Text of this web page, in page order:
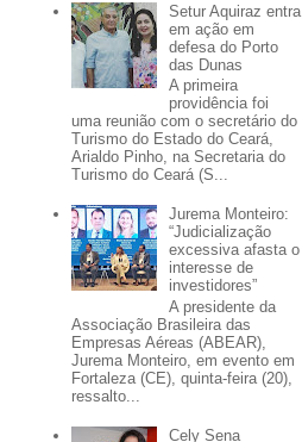
Setur Aquiraz entra
em ação em
defesa do Porto
das Dunas
A primeira
providência foi
uma reunião com o secretário do
Turismo do Estado do Ceará,
Arialdo Pinho, na Secretaria do
Turismo do Ceará (S...
Jurema Monteiro:
“Judicialização
excessiva afasta o
interesse de
investidores”
A presidente da
Associação Brasileira das
Empresas Aéreas (ABEAR),
Jurema Monteiro, em evento em
Fortaleza (CE), quinta-feira (20),
ressalto...
Cely Sena